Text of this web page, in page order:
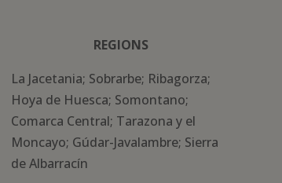
REGIONS
La Jacetania; Sobrarbe; Ribagorza;
Hoya de Huesca; Somontano;
Comarca Central; Tarazona y el
Moncayo; Gúdar-Javalambre; Sierra
de Albarracín